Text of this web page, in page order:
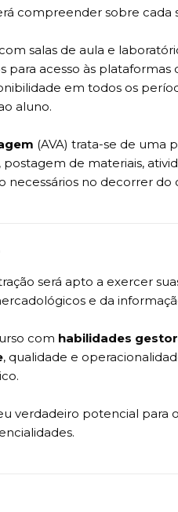
compreender sobre cada
salas de aula e
acesso às
em todos os
aluno.
(AVA) trata-se de uma
postagem de materiais,
necessários no decorrer do
será apto a exercer
e da
com habilidades
, qualidade e
verdadeiro potencial para o